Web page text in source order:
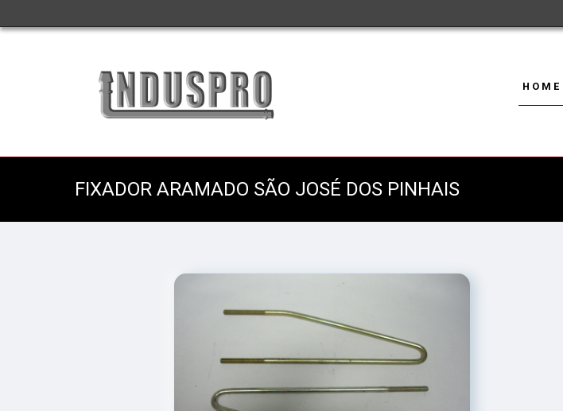
HOME
FIXADOR ARAMADO SÃO JOSÉ DOS PINHAIS